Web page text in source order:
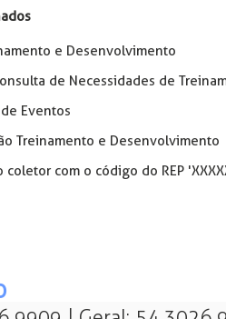
e Desenvolvimento
de Necessidades de
Eventos
Treinamento e Desenvolvimento
com o código do REP